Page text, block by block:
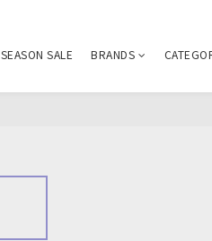
SEASON SALE BRANDS